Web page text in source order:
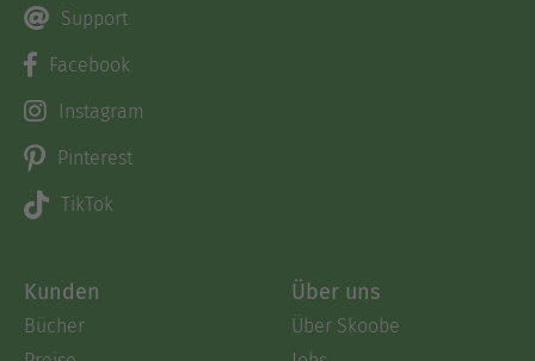
Support
Facebook
Instagram
Pinterest
TikTok
Kunden
Bücher
Über uns
Über Skoobe